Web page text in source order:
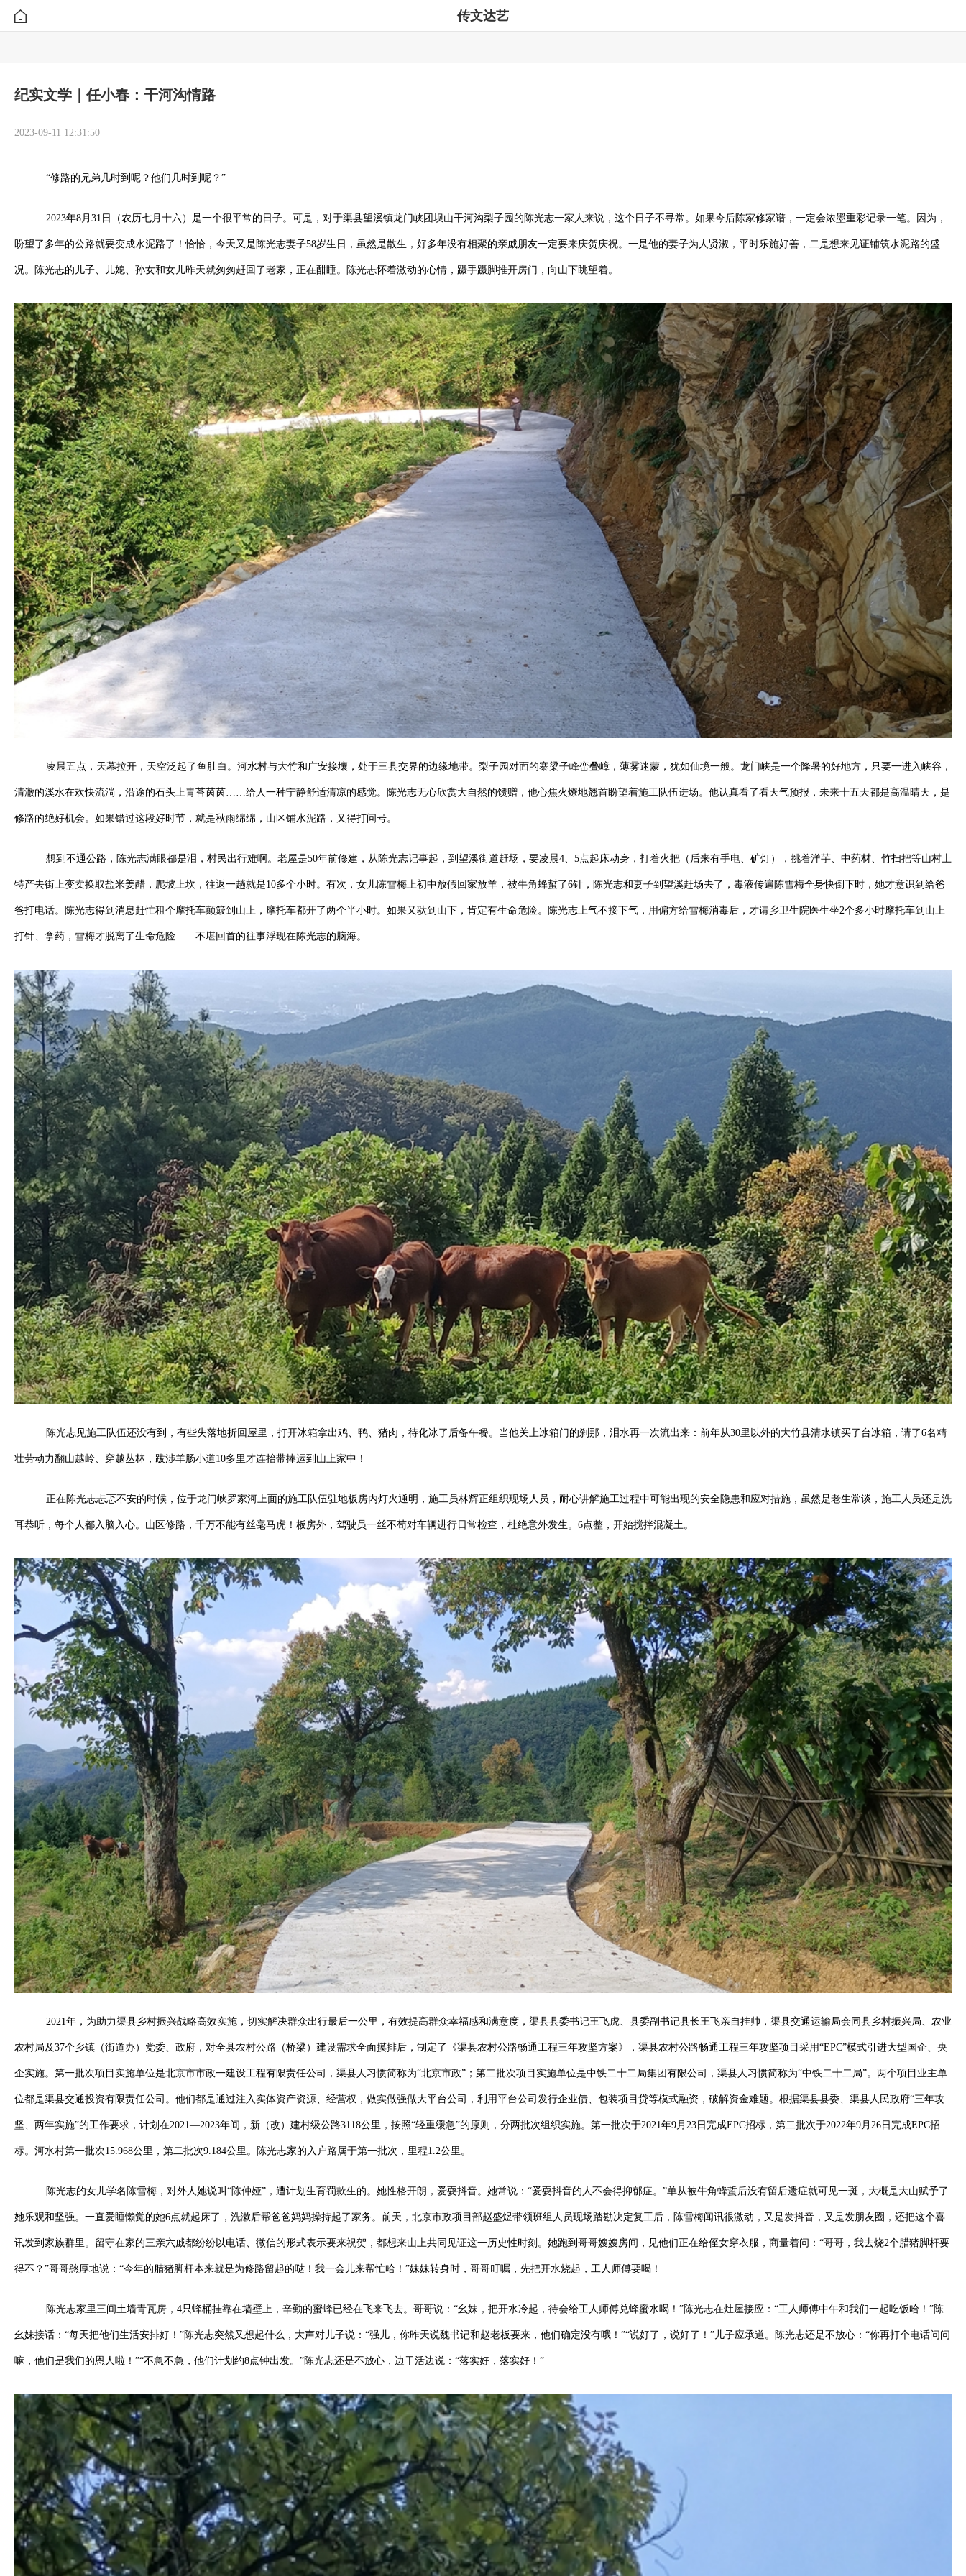
传文达艺
纪实文学｜任小春：干河沟情路
2023-09-11 12:31:50
“修路的兄弟几时到呢？他们几时到呢？”
2023年8月31日（农历七月十六）是一个很平常的日子。可是，对于渠县望溪镇龙门峡团坝山干河沟梨子园的陈光志一家人来说，这个日子不寻常。如果今后陈家修家谱，一定会浓墨重彩记录一笔。因为，
盼望了多年的公路就要变成水泥路了！恰恰，今天又是陈光志妻子58岁生日，虽然是散生，好多年没有相聚的亲戚朋友一定要来庆贺庆祝。一是他的妻子为人贤淑，平时乐施好善，二是想来见证铺筑水泥路的盛
况。陈光志的儿子、儿媳、孙女和女儿昨天就匆匆赶回了老家，正在酣睡。陈光志怀着激动的心情，蹑手蹑脚推开房门，向山下眺望着。
凌晨五点，天幕拉开，天空泛起了鱼肚白。河水村与大竹和广安接壤，处于三县交界的边缘地带。梨子园对面的寨梁子峰峦叠嶂，薄雾迷蒙，犹如仙境一般。龙门峡是一个降暑的好地方，只要一进入峡谷，
清澈的溪水在欢快流淌，沿途的石头上青苔茵茵……给人一种宁静舒适清凉的感觉。陈光志无心欣赏大自然的馈赠，他心焦火燎地翘首盼望着施工队伍进场。他认真看了看天气预报，未来十五天都是高温晴天，是
修路的绝好机会。如果错过这段好时节，就是秋雨绵绵，山区铺水泥路，又得打问号。
想到不通公路，陈光志满眼都是泪，村民出行难啊。老屋是50年前修建，从陈光志记事起，到望溪街道赶场，要凌晨4、5点起床动身，打着火把（后来有手电、矿灯），挑着洋芋、中药材、竹扫把等山村土
特产去街上变卖换取盐米姜醋，爬坡上坎，往返一趟就是10多个小时。有次，女儿陈雪梅上初中放假回家放羊，被牛角蜂蜇了6针，陈光志和妻子到望溪赶场去了，毒液传遍陈雪梅全身快倒下时，她才意识到给爸
爸打电话。陈光志得到消息赶忙租个摩托车颠簸到山上，摩托车都开了两个半小时。如果又驮到山下，肯定有生命危险。陈光志上气不接下气，用偏方给雪梅消毒后，才请乡卫生院医生坐2个多小时摩托车到山上
打针、拿药，雪梅才脱离了生命危险……不堪回首的往事浮现在陈光志的脑海。
陈光志见施工队伍还没有到，有些失落地折回屋里，打开冰箱拿出鸡、鸭、猪肉，待化冰了后备午餐。当他关上冰箱门的刹那，泪水再一次流出来：前年从30里以外的大竹县清水镇买了台冰箱，请了6名精
壮劳动力翻山越岭、穿越丛林，跋涉羊肠小道10多里才连抬带捧运到山上家中！
正在陈光志忐忑不安的时候，位于龙门峡罗家河上面的施工队伍驻地板房内灯火通明，施工员林辉正组织现场人员，耐心讲解施工过程中可能出现的安全隐患和应对措施，虽然是老生常谈，施工人员还是洗
耳恭听，每个人都入脑入心。山区修路，千万不能有丝毫马虎！板房外，驾驶员一丝不苟对车辆进行日常检查，杜绝意外发生。6点整，开始搅拌混凝土。
2021年，为助力渠县乡村振兴战略高效实施，切实解决群众出行最后一公里，有效提高群众幸福感和满意度，渠县县委书记王飞虎、县委副书记县长王飞亲自挂帅，渠县交通运输局会同县乡村振兴局、农业
农村局及37个乡镇（街道办）党委、政府，对全县农村公路（桥梁）建设需求全面摸排后，制定了《渠县农村公路畅通工程三年攻坚方案》，渠县农村公路畅通工程三年攻坚项目采用“EPC”模式引进大型国企、央
企实施。第一批次项目实施单位是北京市市政一建设工程有限责任公司，渠县人习惯简称为“北京市政”；第二批次项目实施单位是中铁二十二局集团有限公司，渠县人习惯简称为“中铁二十二局”。两个项目业主单
位都是渠县交通投资有限责任公司。他们都是通过注入实体资产资源、经营权，做实做强做大平台公司，利用平台公司发行企业债、包装项目贷等模式融资，破解资金难题。根据渠县县委、渠县人民政府“三年攻
坚、两年实施”的工作要求，计划在2021—2023年间，新（改）建村级公路3118公里，按照“轻重缓急”的原则，分两批次组织实施。第一批次于2021年9月23日完成EPC招标，第二批次于2022年9月26日完成EPC招
标。河水村第一批次15.968公里，第二批次9.184公里。陈光志家的入户路属于第一批次，里程1.2公里。
陈光志的女儿学名陈雪梅，对外人她说叫“陈仲娅”，遭计划生育罚款生的。她性格开朗，爱耍抖音。她常说：“爱耍抖音的人不会得抑郁症。”单从被牛角蜂蜇后没有留后遗症就可见一斑，大概是大山赋予了
她乐观和坚强。一直爱睡懒觉的她6点就起床了，洗漱后帮爸爸妈妈操持起了家务。前天，北京市政项目部赵盛煜带领班组人员现场踏勘决定复工后，陈雪梅闻讯很激动，又是发抖音，又是发朋友圈，还把这个喜
讯发到家族群里。留守在家的三亲六戚都纷纷以电话、微信的形式表示要来祝贺，都想来山上共同见证这一历史性时刻。她跑到哥哥嫂嫂房间，见他们正在给侄女穿衣服，商量着问：“哥哥，我去烧2个腊猪脚杆要
得不？”哥哥憨厚地说：“今年的腊猪脚杆本来就是为修路留起的哒！我一会儿来帮忙哈！”妹妹转身时，哥哥叮嘱，先把开水烧起，工人师傅要喝！
陈光志家里三间土墙青瓦房，4只蜂桶挂靠在墙壁上，辛勤的蜜蜂已经在飞来飞去。哥哥说：“幺妹，把开水冷起，待会给工人师傅兑蜂蜜水喝！”陈光志在灶屋接应：“工人师傅中午和我们一起吃饭哈！”陈
幺妹接话：“每天把他们生活安排好！”陈光志突然又想起什么，大声对儿子说：“强儿，你昨天说魏书记和赵老板要来，他们确定没有哦！”“说好了，说好了！”儿子应承道。陈光志还是不放心：“你再打个电话问问
嘛，他们是我们的恩人啦！”“不急不急，他们计划约8点钟出发。”陈光志还是不放心，边干活边说：“落实好，落实好！”